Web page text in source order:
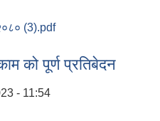
२०८० (3).pdf
को पूर्ण प्रतिबेदन
- 11:54